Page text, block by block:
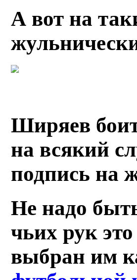
А вот на
Ширяев
на всякий
подпись на
Не надо
чьих рук
выбран им